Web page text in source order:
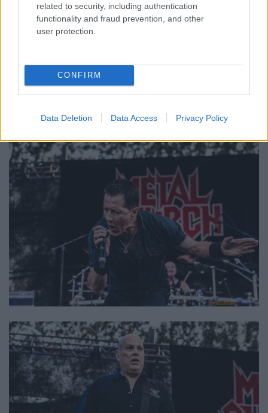
related to security, including authentication
functionality and fraud prevention, and other
user protection.
CONFIRM
Data Deletion Data Access Privacy Policy